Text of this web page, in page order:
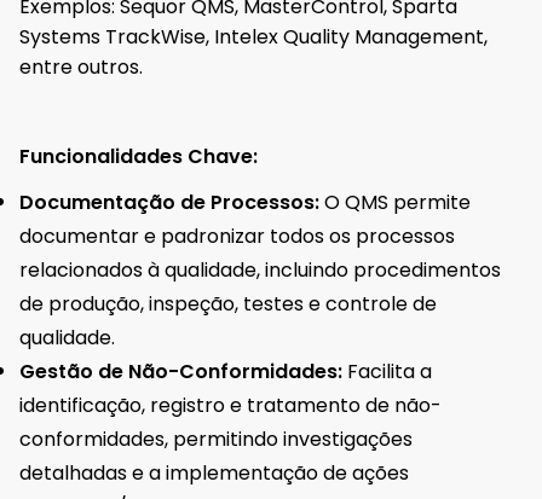
Exemplos: Sequor QMS, MasterControl, Sparta
Systems TrackWise, Intelex Quality Management,
entre outros.
Funcionalidades Chave:
Documentação de Processos:O QMS permite
documentar e padronizar todos os processos
relacionados à qualidade, incluindo procedimentos
de produção, inspeção, testes e controle de
qualidade.
Gestão de Não-Conformidades: Facilita a
identificação, registro e tratamento de não-
conformidades, permitindo investigações
detalhadas e a implementação de ações